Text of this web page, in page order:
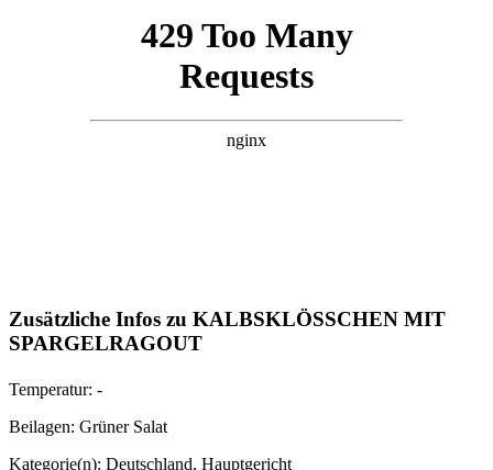
Zusätzliche Infos zu KALBSKLÖSSCHEN MIT S
PARGELRAGOUT
Temperatur: -
Beilagen: Grüner Salat
Kategorie(n): Deutschland, Hauptgericht